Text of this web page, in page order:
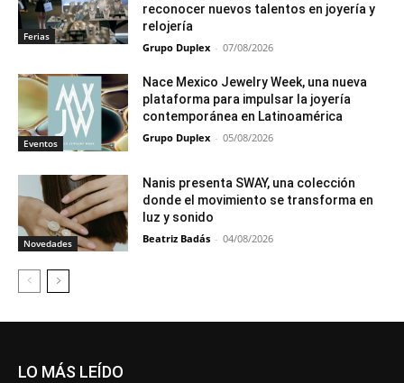
Ferias
reconocer nuevos talentos en joyería y
relojería
Grupo Duplex - 07/08/2026
Eventos
Nace Mexico Jewelry Week, una nueva
plataforma para impulsar la joyería
contemporánea en Latinoamérica
Grupo Duplex - 05/08/2026
Novedades
Nanis presenta SWAY, una colección
donde el movimiento se transforma en
luz y sonido
Beatriz Badás - 04/08/2026
LO MÁS LEÍDO